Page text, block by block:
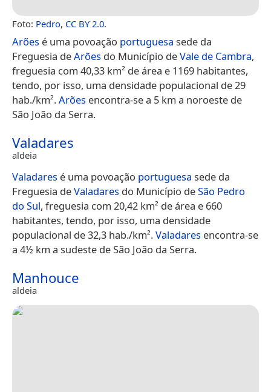
Foto: Pedro, CC BY 2.0.
Arões é uma povoação portuguesa sede da
Freguesia deArões do Município deVale de Cambra,
freguesia com 40,33 km² de área e 1169 habitantes,
tendo, por isso, uma densidade populacional de 29
hab./km².Arões encontra-se a 5 km a noroeste de
São João da Serra.
Valadares
aldeia
Valadares é uma povoação portuguesa sede da
Freguesia deValadares do Município deSão Pedro
do Sul, freguesia com 20,42 km² de área e 660
habitantes, tendo, por isso, uma densidade
populacional de 32,3 hab./km².Valadares encontra-se
a 4½ km a sudeste de São João da Serra.
Manhouce
aldeia